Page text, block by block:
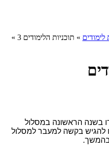
לימודים » תוכניות הלימודים 3
»
בשנה הראשונה במסלול
להגיש בקשה למעבר למסלול
בהמשך.